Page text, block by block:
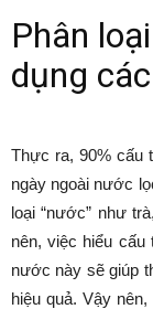
Phân
dụng
Thực ra, 90% cấu
ngày ngoài nước
loại “nước” như
nên, việc hiểu cấu
nước này sẽ giúp
hiệu quả. Vậy